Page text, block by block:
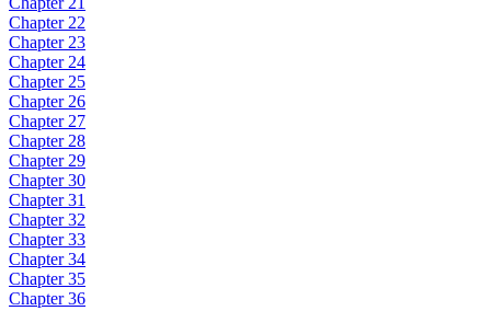
Chapter 22
Chapter 23
Chapter 24
Chapter 25
Chapter 26
Chapter 27
Chapter 28
Chapter 29
Chapter 30
Chapter 31
Chapter 32
Chapter 33
Chapter 34
Chapter 35
Chapter 36